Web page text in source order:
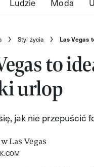
Styl życia Las Vegas
to
urlop
jak nie przepuścić